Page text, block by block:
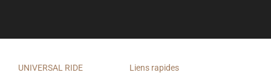
UNIVERSAL RIDE Liens rapides